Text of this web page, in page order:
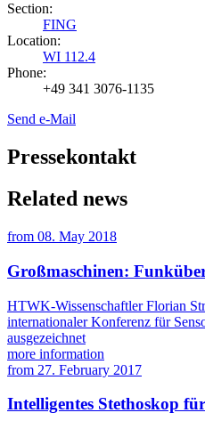
Section:
FING
Location:
WI 112.4
Phone:
+49 341 3076-1135
Send e-Mail
Pressekontakt
Related news
from 08. May 2018
Großmaschinen:
HTWK-Wissenschaftler Florian
internationaler Konferenz für
ausgezeichnet
more information
from 27. February 2017
Intelligentes Stethoskop